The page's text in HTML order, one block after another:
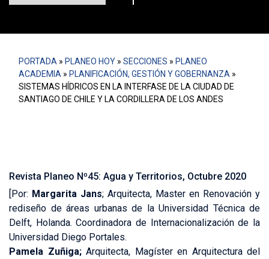
PORTADA » PLANEO HOY » SECCIONES » PLANEO
ACADEMIA » PLANIFICACIÓN, GESTIÓN Y GOBERNANZA »
SISTEMAS HÍDRICOS EN LA INTERFASE DE LA CIUDAD DE
SANTIAGO DE CHILE Y LA CORDILLERA DE LOS ANDES
Revista Planeo Nº45: Agua y Territorios, Octubre 2020
[Por: Margarita Jans; Arquitecta, Master en Renovación y
rediseño de áreas urbanas de la Universidad Técnica de
Delft, Holanda. Coordinadora de Internacionalización de la
Universidad Diego Portales.
Pamela Zuñiga;Arquitecta, Magíster en Arquitectura del